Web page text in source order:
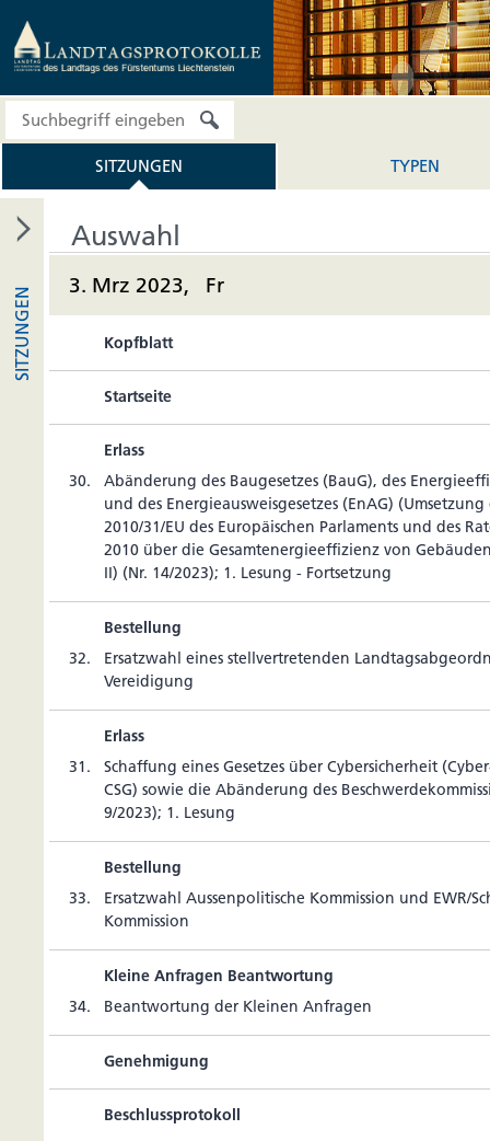
SITZUNGEN TYPEN
SITZUNGEN
Auswahl
3. Mrz 2023, Fr
Kopfblatt
Startseite
Erlass
30.
Abän­de­rung des Bau­ge­setzes (BauG), des
und des Ener­gie­aus­weis­ge­setzes (EnAG)
2010/31/EU des Euro­päi­schen Par­la­ments und des
2010 über die Gesam­t­ener­gie­ef­fi­zienz von
II) (Nr. 14/2023); 1. Lesung - Fortsetzung
Bestellung
32.
Ersatz­wahl eines stell­ver­tre­tenden
Vereidigung
Erlass
31.
Schaf­fung eines Gesetzes über Cyber­si­cher­heit
CSG) sowie die Abän­de­rung des
9/2023); 1. Lesung
Bestellung
33.
Ersatz­wahl Aus­sen­po­li­ti­sche Kom­mis­sion und EWR/
Kommission
Kleine Anfragen Beantwortung
34.
Beant­wor­tung der Kleinen Anfragen
Genehmigung
Beschlussprotokoll